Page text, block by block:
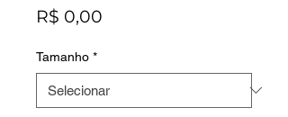
R$ 0,00
Tamanho *